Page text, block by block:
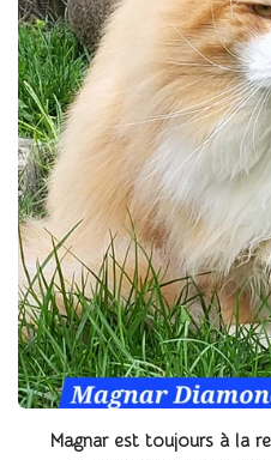
Magnar est toujours à la